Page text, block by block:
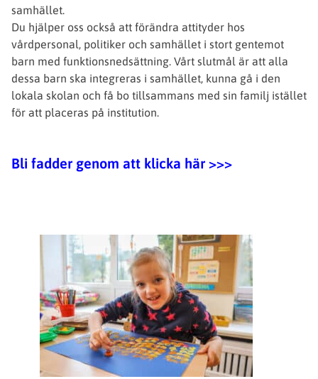
samhället.
Du hjälper oss också att förändra attityder hos
vårdpersonal, politiker och samhället i stort gentemot
barn med funktionsnedsättning. Vårt slutmål är att alla
dessa barn ska integreras i samhället, kunna gå i den
lokala skolan och få bo tillsammans med sin familj istället
för att placeras på institution.
Bli fadder genom att klicka här >>>